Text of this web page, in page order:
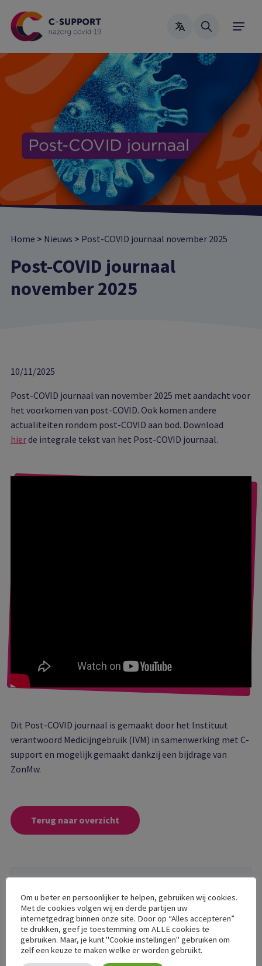
main
content
Home > Nieuws > Post-COVID journaal november 2025
Post-COVID journaal
november 2025
10/11/2025
Post-COVID journaal van november 2025 met aandacht voor
het voorkomen van post-COVID. Ook komen andere
actualiteiten rondom post-COVID aan bod. Download
hierde integrale tekst van het Post-COVID journaal.
Dit Post-COVID journaal is gemaakt door het Instituut
verantwoord Medicijngebruik (IVM) in samenwerking met C-
support en mogelijk gemaakt dankzij een bijdrage van
ZonMw.
Terug naar overzicht
Interessante berichten
Update 1-8: Aanmelden bij C-support niet
meer mogelijk
Om u beter en persoonlijker te helpen, gebruiken wij cookies.
Met de cookies volgen wij en derde partijen uw
internetgedrag binnen onze site. Door op “Alles accepteren”
te drukken, geef je toestemming om ALLE cookies te
gebruiken. Maar, je kunt "Cookie instellingen" gebruiken om
zelf een keuze te maken welke er worden gebruikt.